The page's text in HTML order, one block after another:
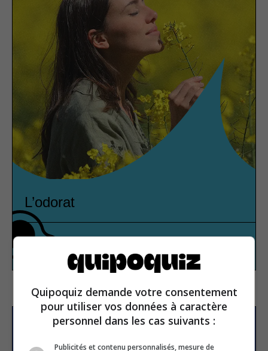
L’odorat
S’inscrire à la newsletter
Quipoquiz demande votre consentement
pour utiliser vos données à caractère
personnel dans les cas suivants :
Publicités et contenu personnalisés, mesure de